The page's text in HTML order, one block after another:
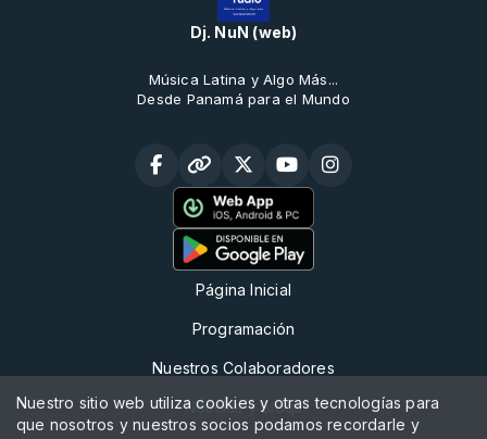
Dj. NuN (web)
Música Latina y Algo Más...
Desde Panamá para el Mundo
Página Inicial
Programación
Nuestros Colaboradores
Noticias y Bloqs
Nuestro sitio web utiliza cookies y otras tecnologías para
que nosotros y nuestros socios podamos recordarle y